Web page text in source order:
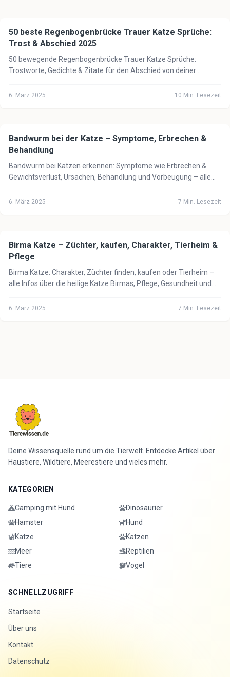
🐈 Katze
50 beste Regenbogenbrücke Trauer Katze Sprüche:
Trost & Abschied 2025
50 bewegende Regenbogenbrücke Trauer Katze Sprüche:
Trostworte, Gedichte & Zitate für den Abschied von deiner
6. März 2025 10 Min. Lesezeit
🐈 Katze
Bandwurm bei der Katze – Symptome, Erbrechen &
Behandlung
Bandwurm bei Katzen erkennen: Symptome wie Erbrechen &
Gewichtsverlust, Ursachen, Behandlung und Vorbeugung – alle
6. März 2025 7 Min. Lesezeit
🐈 Katze
Birma Katze – Züchter, kaufen, Charakter, Tierheim &
Pflege
Birma Katze: Charakter, Züchter finden, kaufen oder Tierheim –
alle Infos über die heilige Katze Birmas, Pflege, Gesundheit und
6. März 2025 7 Min. Lesezeit
Deine Wissensquelle rund um die Tierwelt. Entdecke Artikel über
Haustiere, Wildtiere, Meerestiere und vieles mehr.
KATEGORIEN
Camping mit Hund
Dinosaurier
Hamster
Hund
Katze
Katzen
Meer
Reptilien
Tiere
Vogel
SCHNELLZUGRIFF
Startseite
Über uns
Kontakt
Datenschutz